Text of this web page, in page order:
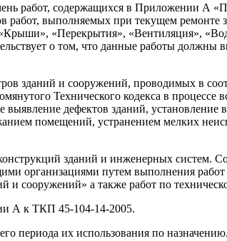
работ, содержащихся в Приложении А
выполняемых при текущем ремонте
«Перекрытия», «Вентиляция»,
о том, что данные работы должны
зданий и сооружений, проводимых в
Технического кодекса в процессе
выявление дефектов зданий,
помещений, устранением мелких
зданий и инженерных систем.
организациями путем выполнения
сооружений» а также работ по
А к ТКП 45-104-14-2005.
периода их использования по назначению.